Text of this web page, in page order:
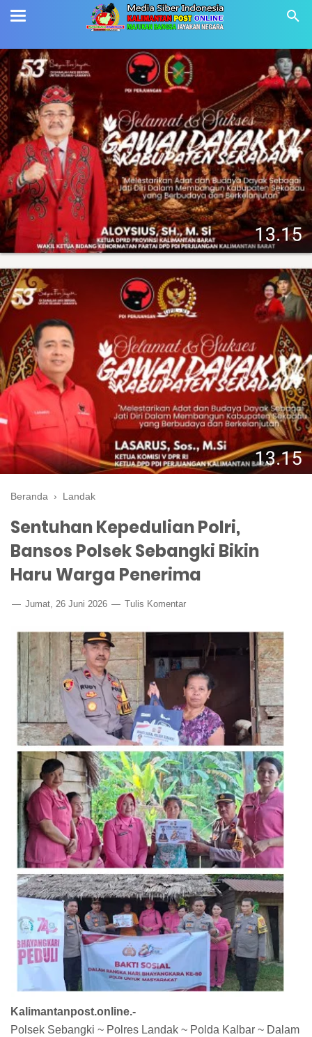
Beranda › Landak
Sentuhan Kepedulian Polri,
Bansos Polsek Sebangki Bikin
Haru Warga Penerima
Jumat, 26 Juni 2026 Tulis Komentar
Kalimantanpost.online.-
Polsek Sebangki ~ Polres Landak ~ Polda Kalbar ~ Dalam